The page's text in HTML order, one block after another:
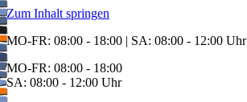
Zum Inhalt springen
MO-FR: 08:00 - 18:00 | SA: 08:00 - 12:00 Uhr
MO-FR: 08:00 - 18:00
SA: 08:00 - 12:00 Uhr